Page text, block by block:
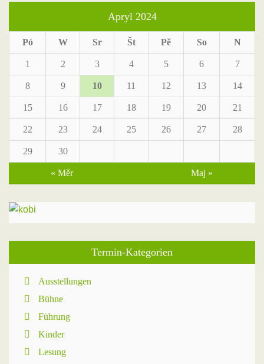
Apryl 2024
Pó W Sr Št Pě So N
1 2 3 4 5 6 7
8 9 10 11 12 13 14
15 16 17 18 19 20 21
22 23 24 25 26 27 28
29 30
« Měr Maj »
Termin-Kategorien
Ausstellungen
Bühne
Führung
Kinder
Lesung